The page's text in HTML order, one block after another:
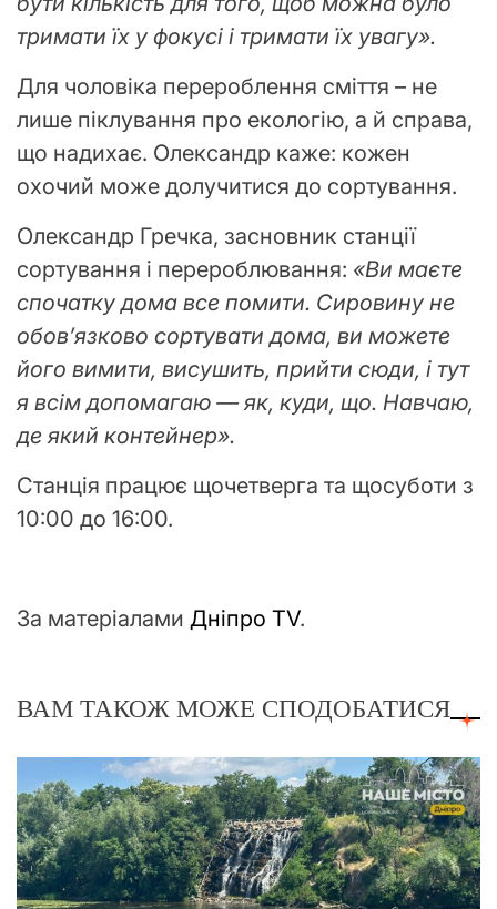
тримати їх у фокусі і тримати їх увагу».
Для чоловіка перероблення сміття – не
лише піклування про екологію, а й справа,
що надихає. Олександр каже: кожен
охочий може долучитися до сортування.
Олександр Гречка, засновник станції
сортування і перероблювання: «Ви маєте
спочатку дома все помити. Сировину не
обов’язково сортувати дома, ви можете
його вимити, висушить, прийти сюди, і тут
я всім допомагаю — як, куди, що. Навчаю,
де який контейнер».
Станція працює щочетверга та щосуботи з
10:00 до 16:00.
За матеріалами Дніпро ТV.
ВАМ ТАКОЖ МОЖЕ СПОДОБАТИСЯ